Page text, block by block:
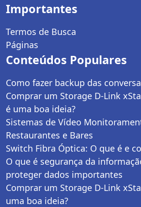
Importantes
Termos de Busca
Páginas
Conteúdos Populares
Como fazer backup das
Comprar um Storage D-Link
é uma boa ideia?
Sistemas de Vídeo
Restaurantes e Bares
Switch Fibra Óptica: O que é e
O que é segurança da
proteger dados importantes
Comprar um Storage D-Link
uma boa ideia?